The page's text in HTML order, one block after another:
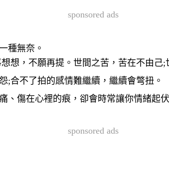
sponsored ads
種無奈。
想，不願再提。 世間之苦，苦在不由己;
;合不了拍的感情難繼續，繼續會彆扭。
、傷在心裡的痕，卻會時常讓你情緒起伏
sponsored ads